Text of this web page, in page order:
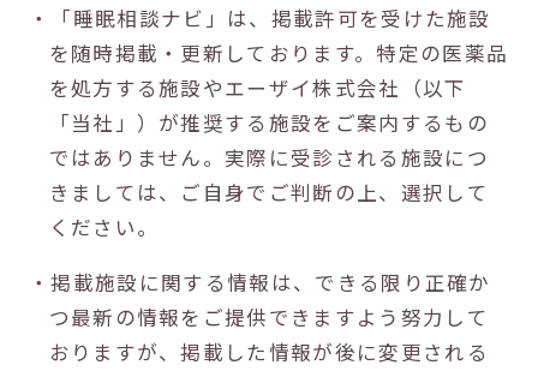
・「睡眠相談ナビ」は、掲載許可を受けた施設
を随時掲載・更新しております。特定の医薬品
を処方する施設やエーザイ株式会社（以下
「当社」）が推奨する施設をご案内するもの
ではありません。実際に受診される施設につ
きましては、ご自身でご判断の上、選択して
ください。
・掲載施設に関する情報は、できる限り正確か
つ最新の情報をご提供できますよう努力して
おりますが、掲載した情報が後に変更される